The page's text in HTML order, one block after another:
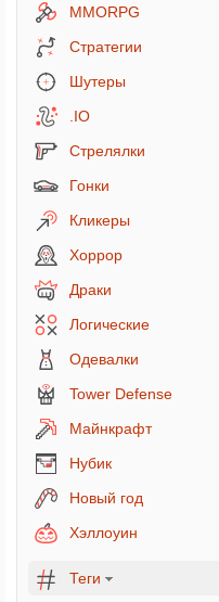
MMORPG
Стратегии
Шутеры
.IO
Стрелялки
Гонки
Кликеры
Хоррор
Драки
Логические
Одевалки
Tower Defense
Майнкрафт
Нубик
Новый год
Хэллоуин
Теги